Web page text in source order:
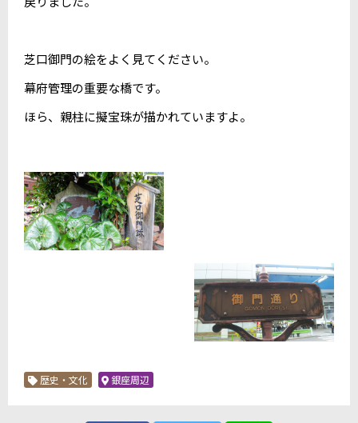
芝口御門の絵をよく見てください。
幕府管理の重要な橋です。
ほら、親柱に擬宝珠が描かれていますよ。
歴史・文化 銀座周辺